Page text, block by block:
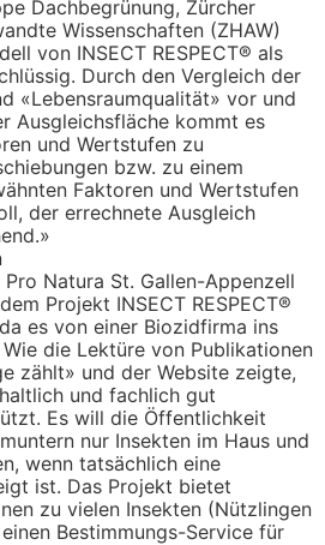
Dachbegrünung, Zürcher
Wissenschaften (ZHAW)
von INSECT RESPECT® als
Durch den Vergleich der
«Lebensraumqualität» vor und
Ausgleichsfläche kommt es
und Wertstufen zu
bzw. zu einem
Faktoren und Wertstufen
der errechnete Ausgleich
Natura St. Gallen-Appenzell
Projekt INSECT RESPECT®
es von einer Biozidfirma ins
die Lektüre von Publikationen
zählt» und der Website zeigte,
und fachlich gut
Es will die Öffentlichkeit
nur Insekten im Haus und
wenn tatsächlich eine
ist. Das Projekt bietet
zu vielen Insekten (Nützlingen
Bestimmungs-Service für